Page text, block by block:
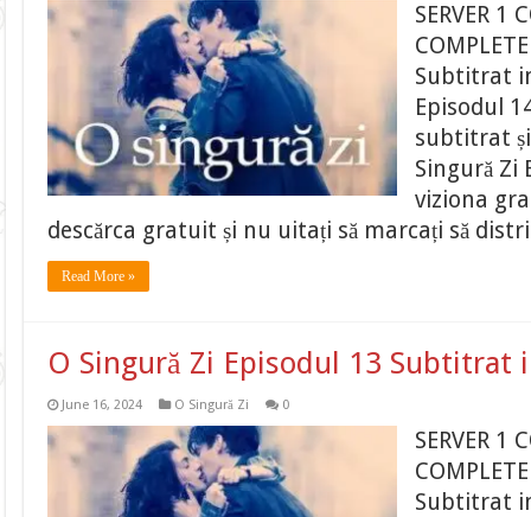
SERVER 1
Subtitrat
Episodul
subtitrat
Singură Zi
viziona
descărca gratuit și nu uitați să marcați să
Read More »
O Singură Zi Episodul 13 Subtitrat
June 16, 2024 O Singură Zi 0
SERVER 1
Subtitrat